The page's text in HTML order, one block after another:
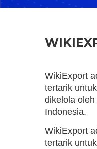
WikiExport
tertarik
dikelola
Indonesia.
WikiExport
tertarik